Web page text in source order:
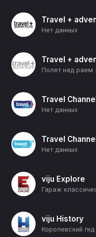
Travel +
Нет данных
Travel +
Полет над раем
Travel
Нет данных
Travel
Нет данных
viju Explore
Гараж
viju History
Королевский